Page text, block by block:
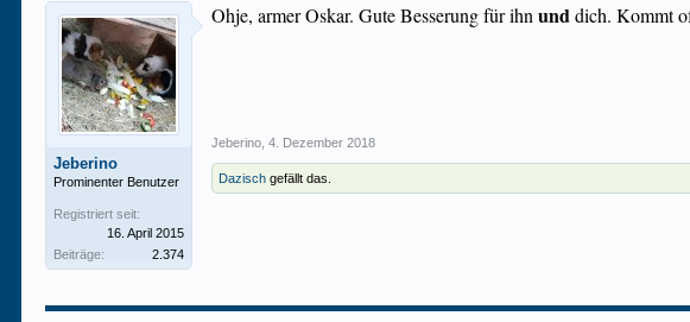
Jeberino
Prominenter Benutzer
Registriert seit:
16. April 2015
Beiträge:
2.374
Ohje, armer Oskar. Gute Besserung für ihnunddich. Kommt
Jeberino 4. Dezember 2018
Dazisch gefällt das.